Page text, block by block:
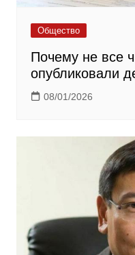
Общество
Почему не все
опубликовали
08/01/2026